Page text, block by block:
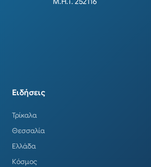
Ειδήσεις
Τρίκαλα
Θεσσαλία
Ελλάδα
Κόσμος